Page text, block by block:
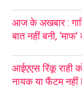
आज के अखबार :
बात नहीं बनी,
आईएएस रिंकू राही
नायक या फैंटम नहीं